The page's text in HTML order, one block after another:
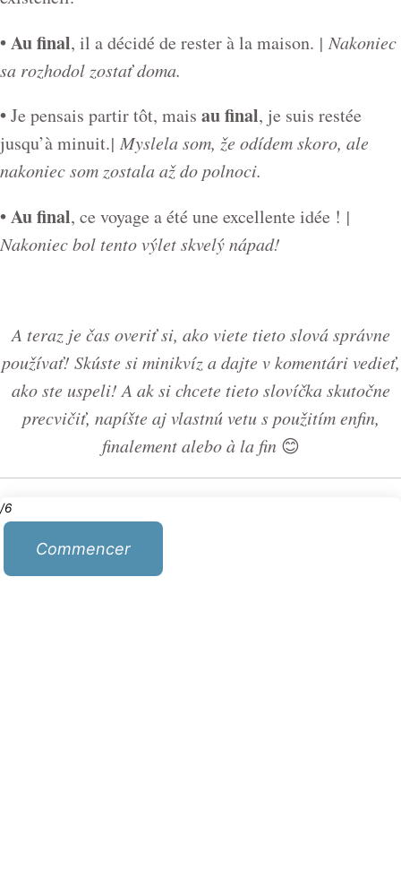
• Au final, il a décidé de rester à la maison. | Nakoniec
sa rozhodol zostať doma.
•Je pensais partir tôt, mais au final, je suis restée
jusqu’à minuit.| Myslela som, že odídem skoro, ale
nakoniec som zostala až do polnoci.
• Au final, ce voyage a été une excellente idée ! |
Nakoniec bol tento výlet skvelý nápad!
A teraz je čas overiť si, ako viete tieto slová správne
používať! Skúste si minikvíz a dajte v komentári vedieť,
ako ste uspeli! A ak si chcete tieto slovíčka skutočne
precvičiť, napíšte aj vlastnú vetu s použitím enfin,
finalement alebo à la fin 😊
/6